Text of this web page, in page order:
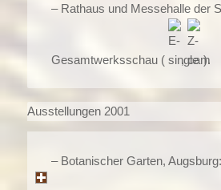
– Rathaus und Messehalle der
Gesamtwerksschau ( , ).
Ausstellungen 2001
– Botanischer Garten, Augsburg: